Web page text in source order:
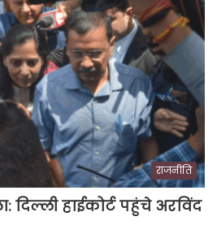
राजनीति
दिल्ली हाईकोर्ट पहुंचे अरविंद